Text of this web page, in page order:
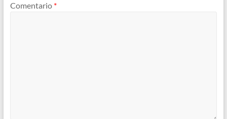
Comentario *